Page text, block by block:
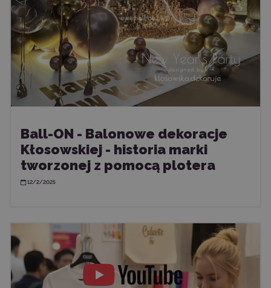
Ball-ON - Balonowe dekoracje
Kłosowskiej - historia marki
tworzonej z pomocą plotera
12/2/2025